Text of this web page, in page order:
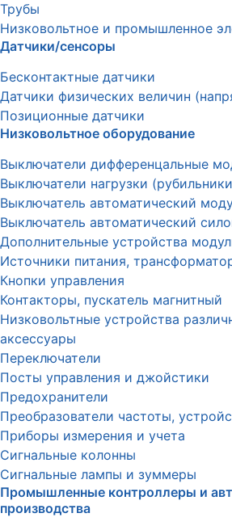
Трубы
Низковольтное и промышленное
Датчики/сенсоры
Бесконтактные датчики
Датчики физических величин
Позиционные датчики
Низковольтное оборудование
Выключатели дифференцальные
Выключатели нагрузки
Выключатель автоматический
Выключатель автоматический
Дополнительные устройства
Источники питания,
Кнопки управления
Контакторы, пускатель магнитный
Низковольтные устройства
аксессуары
Переключатели
Посты управления и джойстики
Предохранители
Преобразователи частоты,
Приборы измерения и учета
Сигнальные колонны
Сигнальные лампы и зуммеры
Промышленные контроллеры и
производства